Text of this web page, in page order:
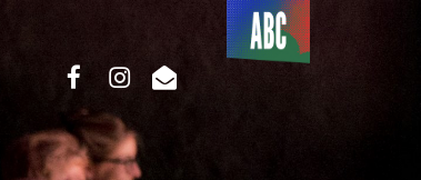
Du côté
de l’ABC
facebookinstagram
email